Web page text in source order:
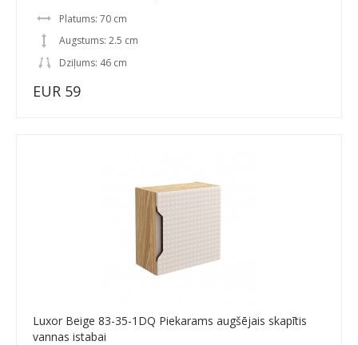
Platums: 70 cm
Augstums: 2.5 cm
Dziļums: 46 cm
EUR 59
Luxor Beige 83-35-1DQ Piekarams augšējais skapītis
vannas istabai